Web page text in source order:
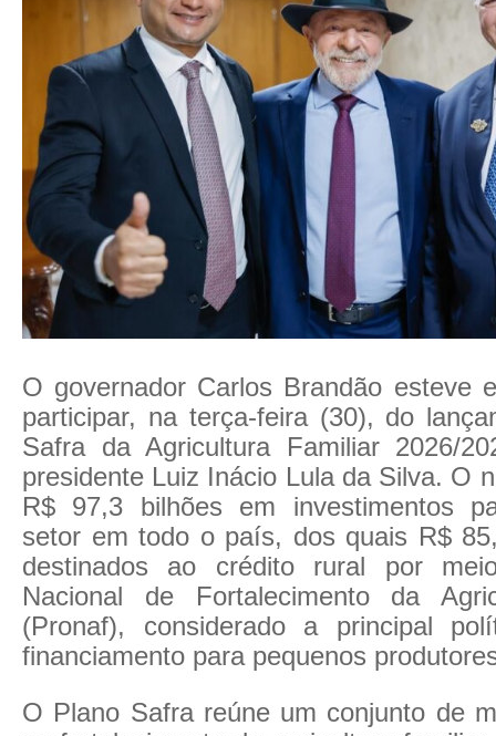
O governador Carlos Brandão esteve
participar, na terça-feira (30), do
Safra da Agricultura Familiar 2026/
presidente Luiz Inácio Lula da Silva. O
R$ 97,3 bilhões em investimentos
setor em todo o país, dos quais R$
destinados ao crédito rural por
Nacional de Fortalecimento da
(Pronaf), considerado a principal
financiamento para pequenos
O Plano Safra reúne um conjunto de